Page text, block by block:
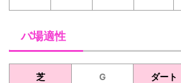
バ場適性
芝 G ダート